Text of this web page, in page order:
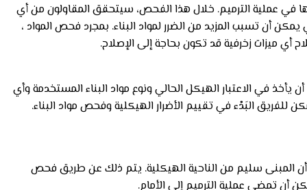
في عملية الترميم. خلال هذا الفحص، سيتحقق المقاولون من أي
أن تسبب المزيد من الضرر لمواد البناء. بمجرد فحص المواد ،
أي ميزات زخرفية قد تكون بحاجة إلى الإصلاح.
في الاعتبار الهيكل الحالي ونوع مواد البناء المستخدمة وأي
للفريق البَدْء في تقييم الأضرار الهيكلية وفحص مواد البناء.
المبنى سليم من الناحية الهيكلية. يتم ذلك عن طريق فحص
أن تمضي عملية الترميم إلى الأمام.